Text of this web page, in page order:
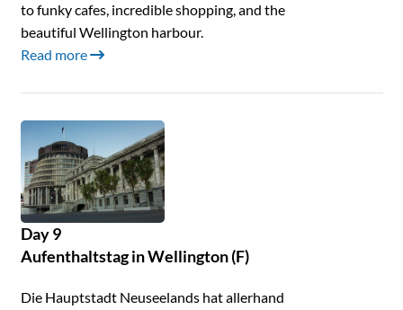
to funky cafes, incredible shopping, and the
beautiful Wellington harbour.
Read more
Day 9
Aufenthaltstag in Wellington (F)
Die Hauptstadt Neuseelands hat allerhand